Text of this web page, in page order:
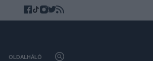
OLDALHÁLÓ